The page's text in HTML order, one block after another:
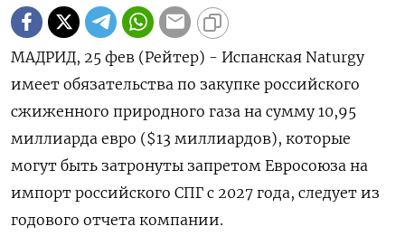
МАДРИД, 25 фев (Рейтер) - Испанская Naturgy
имеет обязательства по закупке российского
‌сжиженного природного газа на сумму 10,95
миллиарда евро ($13 миллиардов), которые
могут ​быть ​затронуты ​запретом Евросоюза ⁠на
импорт ‌российского СПГ с 2027 ‌года, следует из
годового отчета ​компании.